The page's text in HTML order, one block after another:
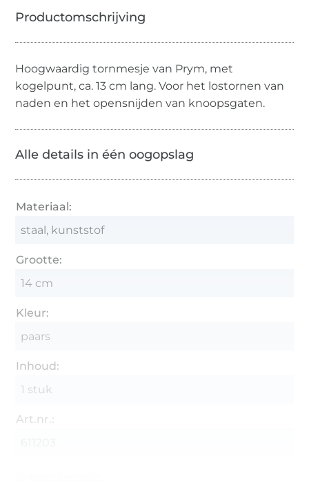
Hoogwaardig tornmesje van Prym, met
kogelpunt, ca. 13 cm lang. Voor het lostornen van
naden en het opensnijden van knoopsgaten.
Alle details in één oogopslag
Materiaal:
staal, kunststof
Grootte:
14 cm
Kleur:
paars
Inhoud:
1 stuk
Art.nr.: